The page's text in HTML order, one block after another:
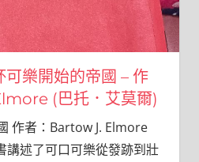
可樂開始的帝國 – 作
(巴托．艾莫爾)
作者：Bartow J. Elmore
講述了可口可樂從發跡到壯